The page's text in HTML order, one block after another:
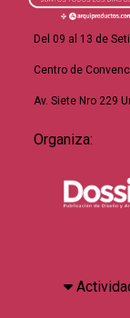
Del 09 al 13 de
Centro de
Av. Siete Nro 229
Organiza: